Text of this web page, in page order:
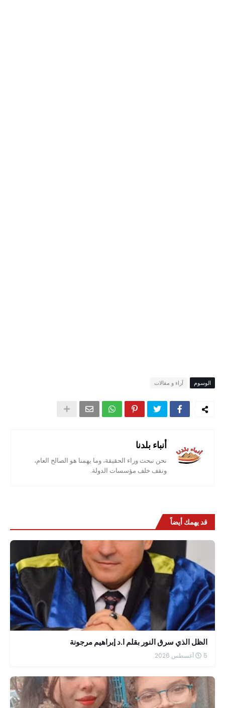
الوسوم آراء و مقالات
أنباء بلدنا
نحن نبحث وراء الحقيقة، وما يهمنا هو الصالح العام،
ونقف خلف مؤسسات الدولة.
قد يهمك أيضاً
الظل الذي سرق النور بقلم ا.د إبراهيم مرجونة
5 أغسطس 2026